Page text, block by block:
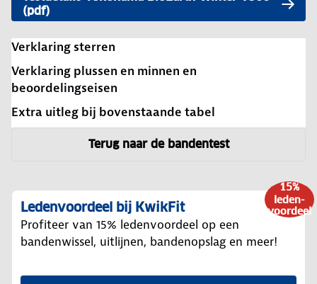
(pdf)
Verklaring sterren
Verklaring plussen en minnen en
beoordelingseisen
Extra uitleg bij bovenstaande tabel
Terug naar de bandentest
15%
leden-
voordeel
Ledenvoordeel bij KwikFit
Profiteer van 15% ledenvoordeel op een
bandenwissel, uitlijnen, bandenopslag en meer!